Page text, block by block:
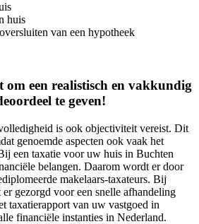
huis
van een hypotheek
om een realistisch en vakkundig
te geven!
is ook objectiviteit vereist. Dit
genoemde aspecten ook vaak het
een taxatie voor uw huis in Buchten
belangen. Daarom wordt er door
makelaars-taxateurs. Bij
gezorgd voor een snelle afhandeling
taxatierapport van uw vastgoed in
financiële instanties in Nederland.